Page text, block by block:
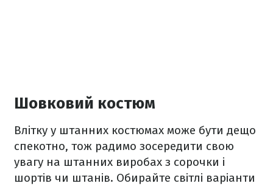
Шовковий костюм
Влітку у штанних костюмах може бути дещо
спекотно, тож радимо зосередити свою
увагу на штанних виробах з сорочки і
шортів чи штанів. Обирайте світлі варіанти